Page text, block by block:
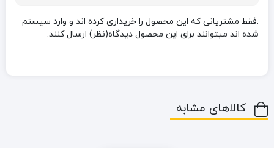
.فقط مشتریانی که این محصول را خریداری کرده اند و وارد سیستم
شده اند میتوانند برای این محصول دیدگاه(نظر) ارسال کنند.
کالاهای مشابه